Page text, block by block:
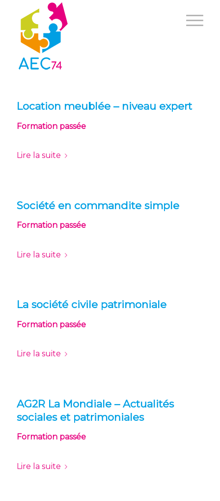
Location meublée – niveau expert
Formation passée
Lire la suite
Société en commandite simple
Formation passée
Lire la suite
La société civile patrimoniale
Formation passée
Lire la suite
AG2R La Mondiale – Actualités
sociales et patrimoniales
Formation passée
Lire la suite